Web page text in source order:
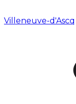
Villeneuve-d'Ascq